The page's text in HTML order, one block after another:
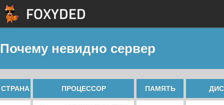
Почему невидно сервер
СТРАНА ПРОЦЕССОР ПАМЯТЬ